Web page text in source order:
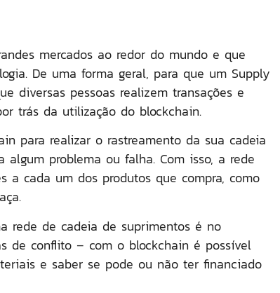
mercados ao redor do mundo e que
De uma forma geral, para que um Supply
diversas pessoas realizem transações e
trás da utilização do blockchain.
para realizar o rastreamento da sua cadeia
problema ou falha. Com isso, a rede
a cada um dos produtos que compra, como
rede de cadeia de suprimentos é no
de conflito – com o blockchain é possível
e saber se pode ou não ter financiado